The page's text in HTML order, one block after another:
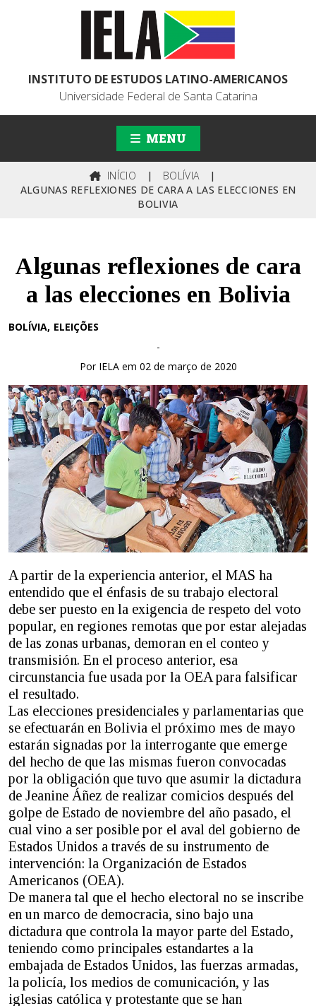
INSTITUTO DE ESTUDOS LATINO-AMERICANOS
Universidade Federal de Santa Catarina
MENU
INÍCIO | BOLÍVIA
|
ALGUNAS REFLEXIONES DE CARA A LAS ELECCIONES EN
BOLIVIA
Algunas reflexiones de cara
a las elecciones en Bolivia
BOLÍVIA ELEIÇÕES
-
Por IELA em 02 de março de 2020
A partir de la experiencia anterior, el MAS ha
entendido que el énfasis de su trabajo electoral
debe ser puesto en la exigencia de respeto del voto
popular, en regiones remotas que por estar alejadas
de las zonas urbanas, demoran en el conteo y
transmisión. En el proceso anterior, esa
circunstancia fue usada por la OEA para falsificar
el resultado.
Las elecciones presidenciales y parlamentarias que
se efectuarán en Bolivia el próximo mes de mayo
estarán signadas por la interrogante que emerge
del hecho de que las mismas fueron convocadas
por la obligación que tuvo que asumir la dictadura
de Jeanine Áñez de realizar comicios después del
golpe de Estado de noviembre del año pasado, el
cual vino a ser posible por el aval del gobierno de
Estados Unidos a través de su instrumento de
intervención: la Organización de Estados
Americanos (OEA).
De manera tal que el hecho electoral no se inscribe
en un marco de democracia, sino bajo una
dictadura que controla la mayor parte del Estado,
teniendo como principales estandartes a la
embajada de Estados Unidos, las fuerzas armadas,
la policía, los medios de comunicación, y las
iglesias católica y protestante que se han